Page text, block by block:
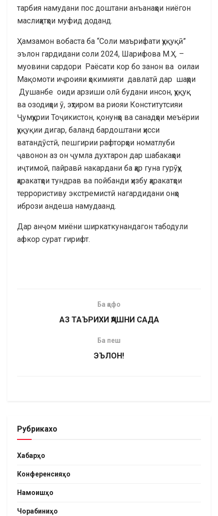
тарбия намудани пос доштани анъанаҳои ниёгон
маслиҳатҳои муфид доданд.
Ҳамзамон вобаста ба “Соли маърифати ҳуқуқӣ”
эълон гардидани соли 2024, Шарифова М.Ҳ. –
муовини сардори Раёсати кор бо занон ва оилаи
Мақомоти иҷроияи ҳокимияти давлатӣ дар шаҳри
Душанбе оиди арзиши олӣ будани инсон, ҳуқуқ
ва озодиҳои ӯ, эҳтиром ва риояи Конститутсияи
Ҷумҳурии Тоҷикистон, қонунҳо ва санадҳои меъёрии
ҳуқуқии дигар, баланд бардоштани ҳисси
ватандӯстӣ, пешгирии рафторҳои номатлуби
ҷавонон аз он ҷумла духтарон дар шабакаҳои
иҷтимоӣ, пайравӣ накардани ба ҳар гуна гурӯҳу
ҳаракатҳои тундрав ва пойбанди ҳизбу ҳаракатҳои
террористиву экстремистӣ нагардидани онҳо
ибрози андеша намудаанд.
Дар анҷом миёни ширкаткунандагон табодули
афкор сурат гирифт.
Ба қафо
АЗ ТАЪРИХИ ҶАШНИ САДА
Ба пеш
ЭЪЛОН!
Рубрикахо
Хабарҳо
Конференсияҳо
Намоишҳо
Чорабиниҳо